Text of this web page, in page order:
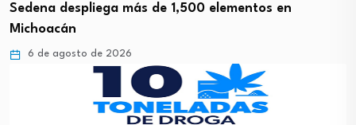
Sedena despliega más de 1,500 elementos en
Michoacán
6 de agosto de 2026